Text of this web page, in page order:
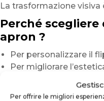
Per offrire le migliori
La trasformazione visiva
Perché
apron ?
Per personalizzare il
Per migliorare
Per ottenere una